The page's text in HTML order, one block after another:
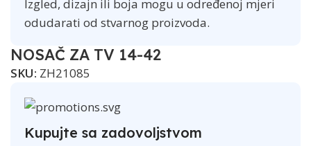
Izgled, dizajn ili boja mogu u određenoj mjeri
odudarati od stvarnog proizvoda.
NOSAČ ZA TV 14-42
SKU: ZH21085
Kupujte sa zadovoljstvom